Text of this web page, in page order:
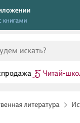
книгами
Читай-
литература